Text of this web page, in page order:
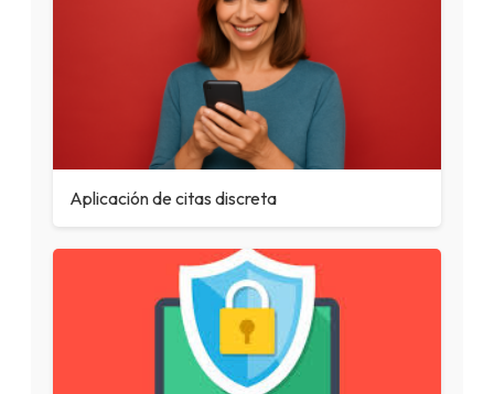
Aplicación de citas discreta